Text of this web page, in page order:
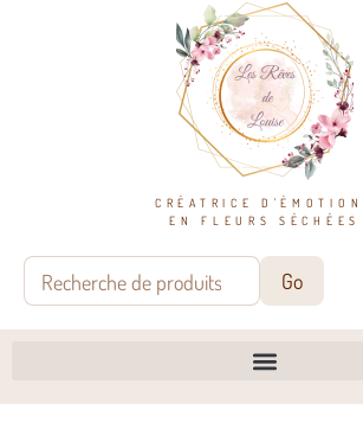
CRÉATRICE
EN FLEURS SÉCHÉES